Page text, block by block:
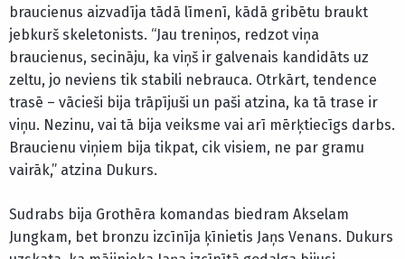
braucienus aizvadīja tādā līmenī, kādā gribētu braukt
jebkurš skeletonists. “Jau treniņos, redzot viņa
braucienus, secināju, ka viņš ir galvenais kandidāts uz
zeltu, jo neviens tik stabili nebrauca. Otrkārt, tendence
trasē – vācieši bija trāpījuši un paši atzina, ka tā trase ir
viņu. Nezinu, vai tā bija veiksme vai arī mērķtiecīgs darbs.
Braucienu viņiem bija tikpat, cik visiem, ne par gramu
vairāk,” atzina Dukurs.
Sudrabs bija Grothēra komandas biedram Akselam
Jungkam, bet bronzu izcīnīja ķīnietis Jaņs Venans. Dukurs